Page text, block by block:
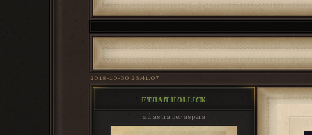
2018-10-30 23:41:07
ETHAN HOLLICK
ad astra per aspera